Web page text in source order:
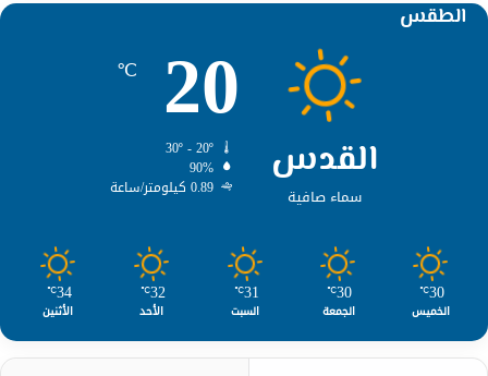
الطقس
القدس
سماء صافية
20
℃
90%
0.89 كيلومتر/ساعة
30
℃
الخميس
30
℃
الجمعة
31
℃
السبت
32
℃
الأحد
34
℃
الأثنين